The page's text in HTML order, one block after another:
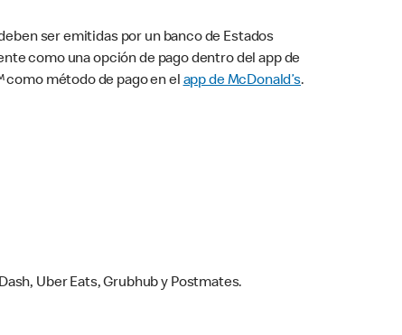
ser emitidas por un banco de Estados
como una opción de pago dentro del app de
como método de pago en elapp de McDonald’s.
Uber Eats, Grubhub y Postmates.